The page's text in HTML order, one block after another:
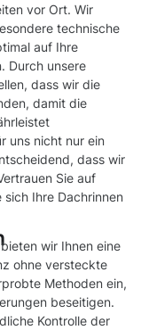
vor Ort. Wir
technische
auf Ihre
Durch unsere
dass wir die
damit die
uns nicht nur ein
dass wir
Sie auf
Ihre Dachrinnen
wir Ihnen eine
ohne versteckte
Methoden ein,
beseitigen.
Kontrolle der